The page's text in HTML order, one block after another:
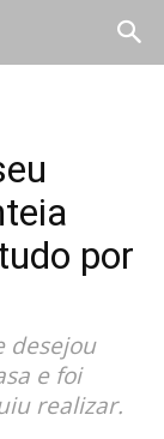
por
desejou
e foi
realizar.